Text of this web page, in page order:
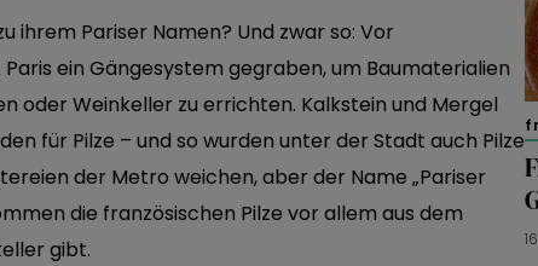
ihrem Pariser Namen? Und zwar so: Vor
ein Gängesystem gegraben, um Baumaterialien
oder Weinkeller zu errichten. Kalkstein und Mergel
für Pilze – und so wurden unter der Stadt auch Pilze
der Metro weichen, aber der Name „Pariser
die französischen Pilze vor allem aus dem
gibt.